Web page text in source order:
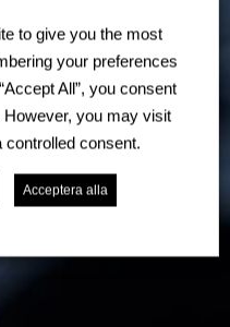
to give you the most
your preferences
All”, you consent
However, you may visit
controlled consent.
Acceptera alla